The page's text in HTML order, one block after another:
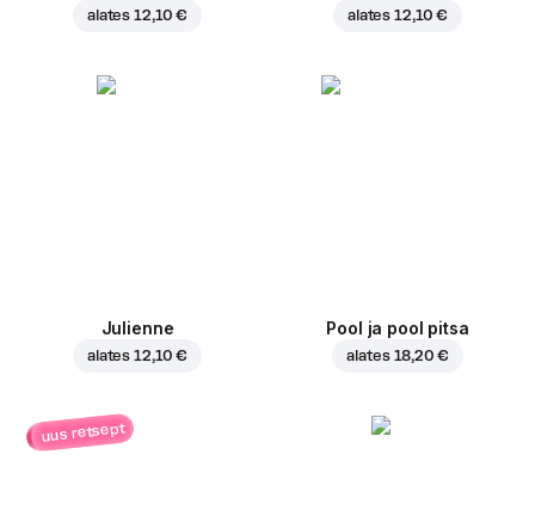
alates 12,10 € alates 12,10 €
Julienne
alates 12,10 €
Pool ja pool pitsa
alates 18,20 €
uus retsept